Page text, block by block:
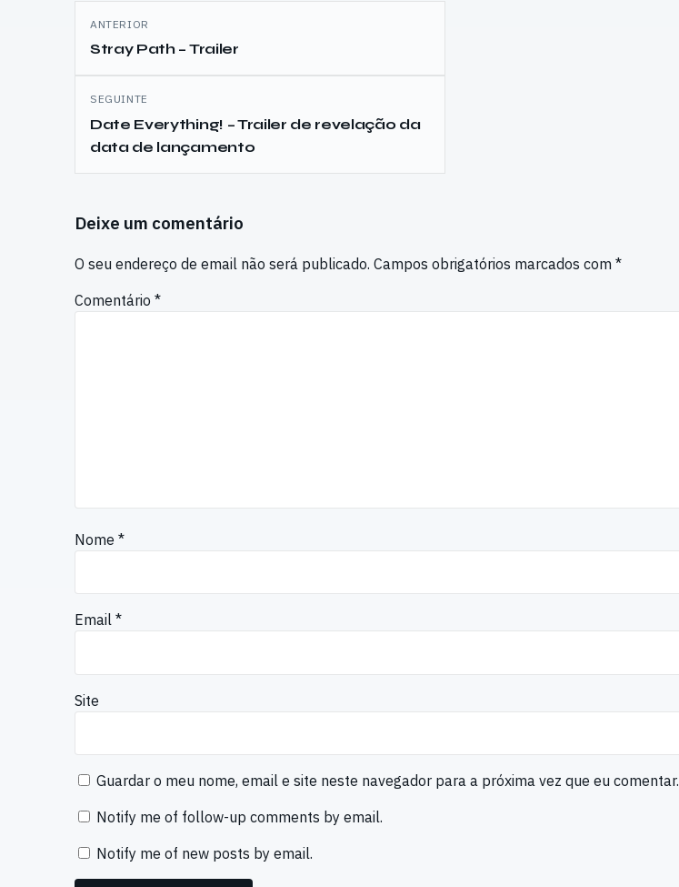
Navegação
de
artigos
ANTERIOR
Stray Path – Trailer
SEGUINTE
Date Everything! – Trailer de revelação da
data de lançamento
Deixe um comentário
O seu endereço de email não será publicado. Campos obrigatórios marcados com *
Comentário *
Nome *
Email *
Site
Guardar o meu nome, email e site neste navegador para a próxima vez que eu comentar.
Notify me of follow-up comments by email.
Notify me of new posts by email.